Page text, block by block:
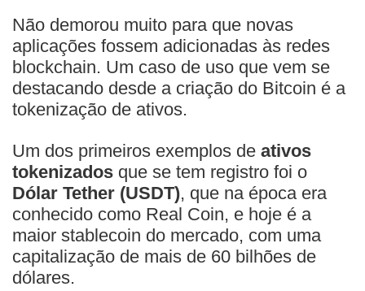
Não demorou muito para que novas
aplicações fossem adicionadas às redes
blockchain. Um caso de uso que vem se
destacando desde a criação do Bitcoin é a
tokenização de ativos.
Um dos primeiros exemplos de ativos
tokenizados que se tem registro foi o
Dólar Tether (USDT), que na época era
conhecido como Real Coin, e hoje é a
maior stablecoin do mercado, com uma
capitalização de mais de 60 bilhões de
dólares.